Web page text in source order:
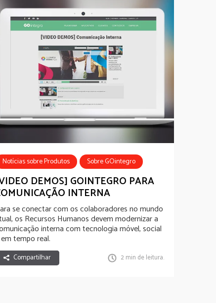
Notícias sobre Produtos Sobre GOintegro
DEMOS] GOINTEGRO PARA
INTERNA
se conectar com os colaboradores no mundo
os Recursos Humanos devem modernizar a
interna com tecnologia móvel, social
tempo real.
Compartilhar 2 min de leitura.